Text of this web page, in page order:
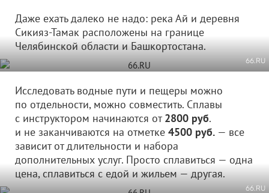
Даже ехать далеко не надо: река Ай и деревня
Сикияз-Тамак расположены на границе
Челябинской области и Башкортостана.
66.RU
Исследовать водные пути и пещеры можно
по отдельности, можно совместить. Сплавы
с инструктором начинаются от2800 руб.
и не заканчиваются на отметке 4500 руб. — все
зависит от длительности и набора
дополнительных услуг. Просто сплавиться — одна
цена, сплавиться с едой и жильем — другая.
66.RU